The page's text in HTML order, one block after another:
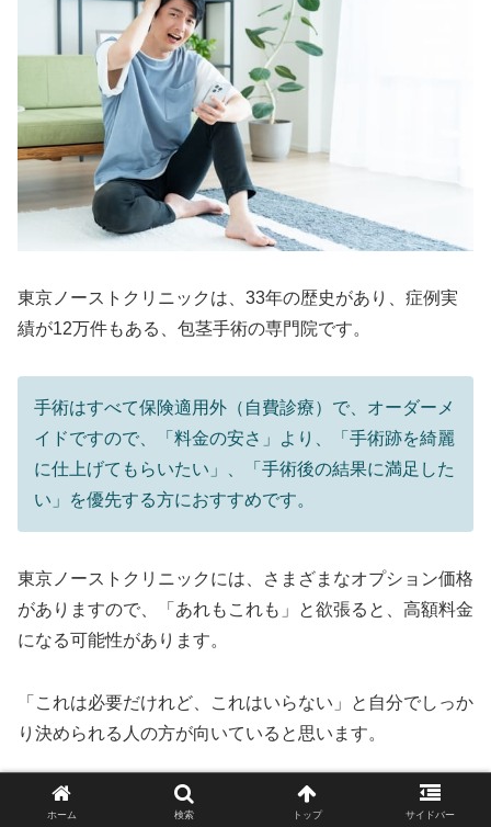
東京ノーストクリニックは、33年の歴史があり、症例実
績が12万件もある、包茎手術の専門院です。
手術はすべて保険適用外（自費診療）で、オーダーメ
イドですので、「料金の安さ」より、「手術跡を綺麗
に仕上げてもらいたい」、「手術後の結果に満足した
い」を優先する方におすすめです。
東京ノーストクリニックには、さまざまなオプション価格
がありますので、「あれもこれも」と欲張ると、高額料金
になる可能性があります。
「これは必要だけれど、これはいらない」と自分でしっか
り決められる人の方が向いていると思います。
東京ノーストクリニックの医師やスタッフの接客は、「フ
ホーム 検索 トップ サイドバー